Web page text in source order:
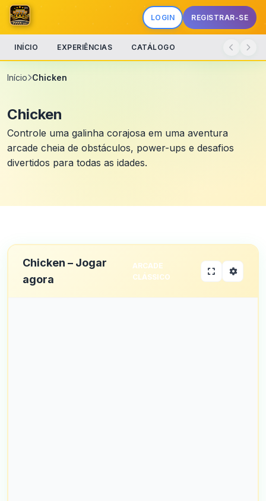
LOGIN REGISTRAR-SE
INÍCIO EXPERIÊNCIAS CATÁLOGO
Início Chicken
Chicken
Controle uma galinha corajosa em uma aventura
arcade cheia de obstáculos, power-ups e desafios
divertidos para todas as idades.
Chicken – Jogar
agora
ARCADE
CLÁSSICO